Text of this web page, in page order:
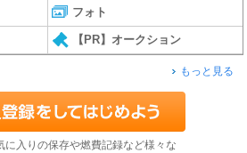
フォト
【PR】オークション
もっと見る
に入りの保存や燃費記録など様々な